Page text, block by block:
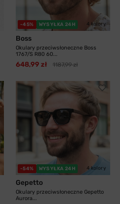
-45% WYSYŁKA 24H 4 kolory
Boss
Okulary przeciwsłoneczne Boss
1767/S R80 60...
648,99 zł 1187,99 zł
-54% WYSYŁKA 24H 4 kolory
Gepetto
Okulary przeciwsłoneczne Gepetto
Aurora...